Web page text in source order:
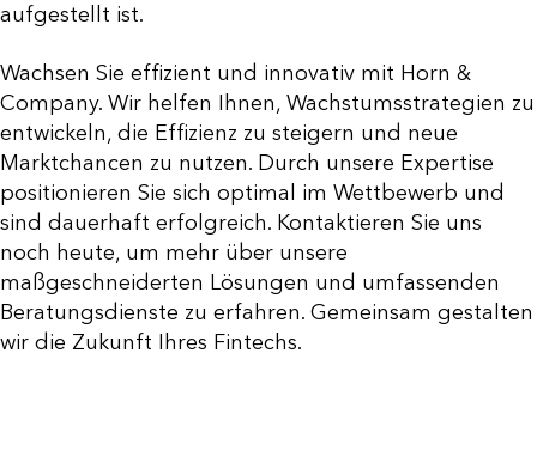
aufgestellt ist.
Wachsen Sie effizient und innovativ mit Horn &
Company. Wir helfen Ihnen, Wachstumsstrategien zu
entwickeln, die Effizienz zu steigern und neue
Marktchancen zu nutzen. Durch unsere Expertise
positionieren Sie sich optimal im Wettbewerb und
sind dauerhaft erfolgreich. Kontaktieren Sie uns
noch heute, um mehr über unsere
maßgeschneiderten Lösungen und umfassenden
Beratungsdienste zu erfahren. Gemeinsam gestalten
wir die Zukunft Ihres Fintechs.